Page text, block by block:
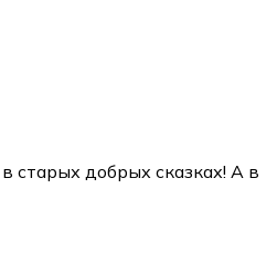
старых добрых сказках! А в